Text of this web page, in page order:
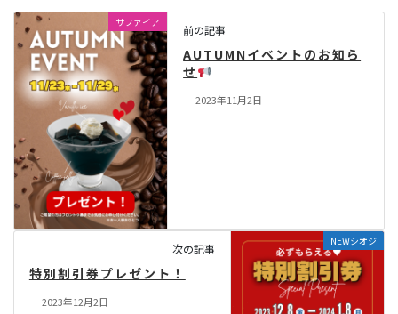
サファイア
前の記事
AUTUMNイベントのお知ら
せ
2023年11月2日
NEWシオジ
次の記事
特別割引券プレゼント！
2023年12月2日